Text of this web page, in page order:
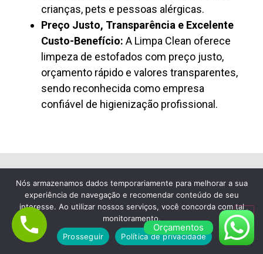
crianças, pets e pessoas alérgicas.
Preço Justo, Transparência e Excelente
Custo-Benefício: A Limpa Clean oferece
limpeza de estofados com preço justo,
orçamento rápido e valores transparentes,
sendo reconhecida como empresa
confiável de higienização profissional.
Lavagem de Colchão à Seco em Rio
Pequeno
Empresa de Limpeza de
Colchão em Rio Pequeno,
Orçamentos
Nós armazenamos dados temporariamente para melhorar a sua
experiência de navegação e recomendar conteúdo de seu
interesse. Ao utilizar nossos serviços, você concorda com tal
monitoramento.
Prosseguir
Política de privacidade